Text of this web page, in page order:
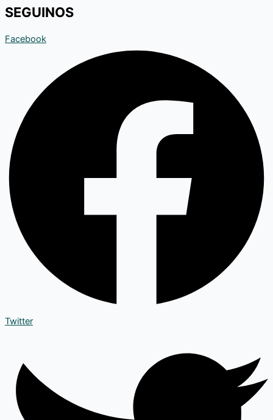
SEGUINOS
Facebook
Twitter